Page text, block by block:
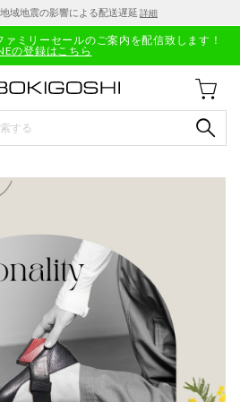
地域地震の影響による配送遅延 詳細
ミリーセールのご案内を配信致します！
の登録はこちら